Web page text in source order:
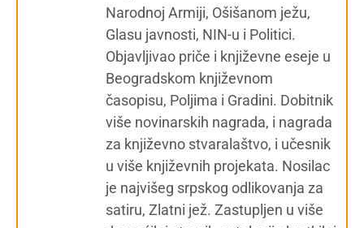
Narodnoj Armiji, Ošišanom ježu,
Glasu javnosti, NIN-u i Politici.
Objavljivao priče i književne eseje u
Beogradskom književnom
časopisu, Poljima i Gradini. Dobitnik
više novinarskih nagrada, i nagrada
za književno stvaralaštvo, i učesnik
u više književnih projekata. Nosilac
je najvišeg srpskog odlikovanja za
satiru, Zlatni jež. Zastupljen u više